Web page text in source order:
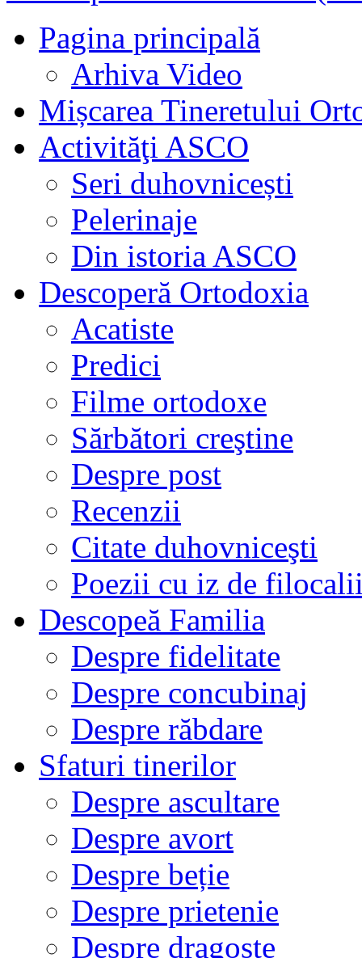
Pagina principală
Arhiva Video
Mișcarea Tineretului
Activităţi ASCO
Seri duhovnicești
Pelerinaje
Din istoria ASCO
Descoperă Ortodoxia
Acatiste
Predici
Filme ortodoxe
Sărbători creştine
Despre post
Recenzii
Citate duhovniceşti
Poezii cu iz de
Descopeă Familia
Despre fidelitate
Despre concubinaj
Despre răbdare
Sfaturi tinerilor
Despre ascultare
Despre avort
Despre beție
Despre prietenie
Despre dragoste